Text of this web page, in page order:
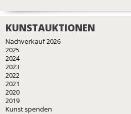
KUNSTAUKTIONEN
Nachverkauf 2026
2025
2024
2023
2022
2021
2020
2019
Kunst spenden